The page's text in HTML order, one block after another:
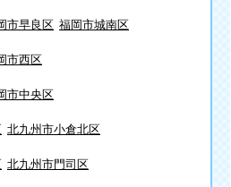
市早良区
市西区
市中央区
福岡市城南区
北九州市小倉北区
北九州市門司区